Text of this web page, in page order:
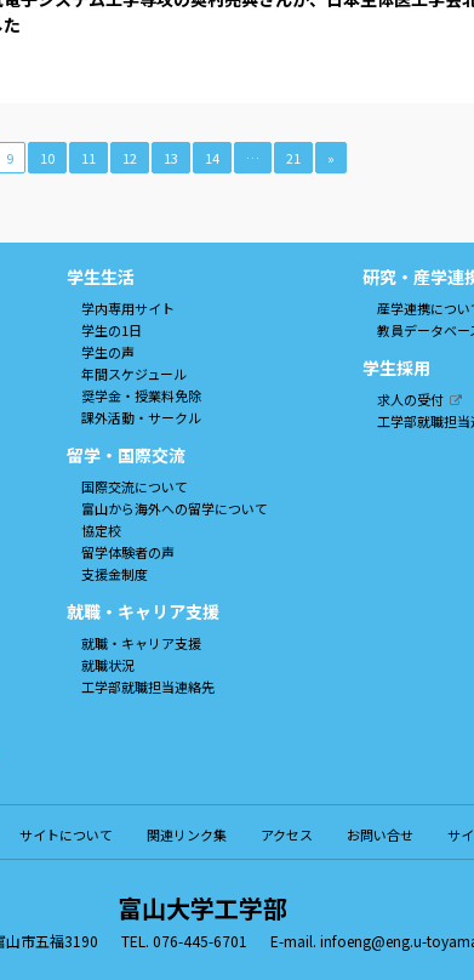
9 10 11 12 13 14 … 21 »
学生生活
学内専用サイト
学生の1日
学生の声
年間スケジュール
奨学金・授業料免除
課外活動・サークル
留学・国際交流
国際交流について
富山から海外への留学について
協定校
留学体験者の声
支援金制度
就職・キャリア支援
就職・キャリア支援
就職状況
工学部就職担当連絡先
研究・産学連
産学連携につい
教員データベー
学生採用
求人の受付
工学部就職担
サイトについて 関連リンク集 アクセス お問い合せ サ
富山大学工学部
山市五福3190 TEL. 076-445-6701 E-mail. infoeng@eng.u-